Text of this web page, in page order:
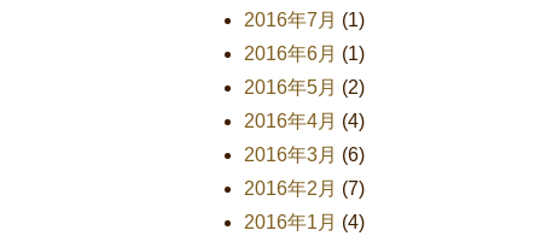
2016年7月 (1)
2016年6月 (1)
2016年5月 (2)
2016年4月 (4)
2016年3月 (6)
2016年2月 (7)
2016年1月 (4)